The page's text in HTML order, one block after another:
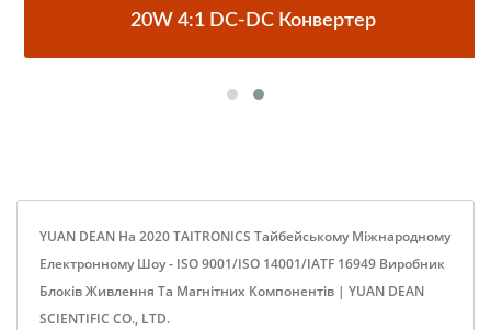
20W 4:1 DC-DC Конвертер
YUAN DEAN На 2020 TAITRONICS Тайбейському Міжнародному
Електронному Шоу - ISO 9001/ISO 14001/IATF 16949 Виробник
Блоків Живлення Та Магнітних Компонентів | YUAN DEAN
SCIENTIFIC CO., LTD.